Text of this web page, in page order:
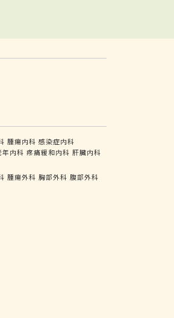
腫瘍内科 感染症内科
年内科 疼痛緩和内科 肝臓内科
腫瘍外科 胸部外科 腹部外科